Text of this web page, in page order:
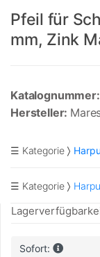
Pfeil für
mm, Zink
Katalognummer:
Hersteller:
☰ Kategorie
☰ Kategorie
Sofort: